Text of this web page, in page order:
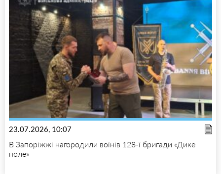
23.07.2026, 10:07
В Запоріжжі нагородили воїнів 128-ї бригади «Дике
поле»